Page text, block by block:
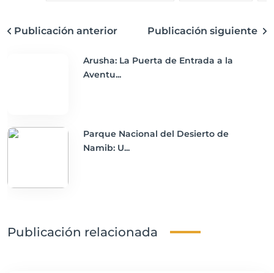
Publicación anterior Publicación siguiente
Arusha: La Puerta de Entrada a la
Aventu...
Parque Nacional del Desierto de
Namib: U...
Publicación relacionada